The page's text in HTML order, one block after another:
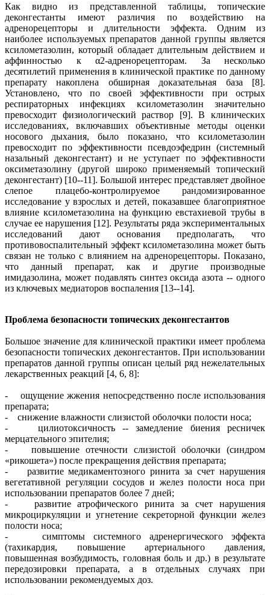
Как видно из представленной таблицы, топические
деконгестанты имеют различия по воздействию на
адренорецепторы и длительности эффекта. Одним из
наиболее используемых препаратов данной группы является
ксилометазолин, который обладает длительным действием и
аффинностью к α2-адренорецепторам. За несколько
десятилетий применения в клинической практике по данному
препарату накоплена обширная доказательная база [8].
Установлено, что по своей эффективности при острых
респираторных инфекциях ксилометазолин значительно
превосходит физиологический раствор [9]. В клинических
исследованиях, включавших объективные методы оценки
носового дыхания, было показано, что ксилометазолин
превосходит по эффективности псевдоэфедрин (системный
назальный деконгестант) и не уступает по эффективности
оксиметазолину (другой широко применяемый топический
деконгестант) [10--11]. Большой интерес представляет двойное
слепое плацебо-контролируемое рандомизированное
исследование у взрослых и детей, показавшее благоприятное
влияние ксилометазолина на функцию евстахиевой трубы в
случае ее нарушения [12]. Результаты ряда экспериментальных
исследований дают основания предполагать, что
противовоспалительный эффект ксилометазолина может быть
связан не только с влиянием на адренорецепторы. Показано,
что данный препарат, как и другие производные
имидазолина, может подавлять синтез оксида азота -- одного
из ключевых медиаторов воспаления [13--14].
Проблема безопасности топических деконгестантов
Большое значение для клинической практики имеет проблема
безопасности топических деконгестантов. При использовании
препаратов данной группы описан целый ряд нежелательных
лекарственных реакций [4, 6, 8]:
- ощущение жжения непосредственно после использования
препарата;
- снижение влажности слизистой оболочки полости носа;
- цилиотоксичность -- замедление биения ресничек
мерцательного эпителия;
- повышение отечности слизистой оболочки (синдром
«рикошета») после прекращения действия препарата;
- развитие медикаментозного ринита за счет нарушения
вегетативной регуляции сосудов и желез полости носа при
использовании препаратов более 7 дней;
- развитие атрофического ринита за счет нарушения
микроциркуляции и угнетение секреторной функции желез
полости носа;
- симптомы системного адренергического эффекта
(тахикардия, повышение артериального давления,
повышенная возбудимость, головная боль и др.) в результате
передозировки препарата, а в отдельных случаях при
использовании рекомендуемых доз.